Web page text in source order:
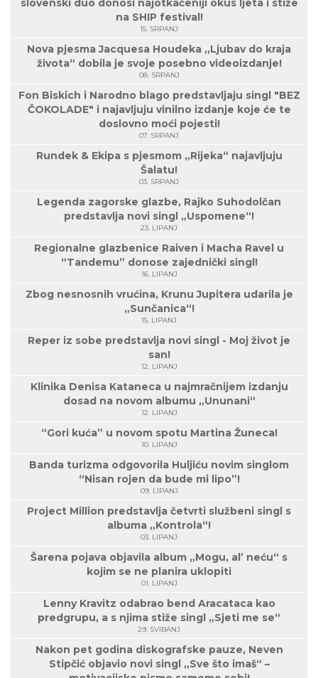
slovenski duo donosi najotkačeniji okus ljeta i stiže
na SHIP festival!
15. SRPANJ
Nova pjesma Jacquesa Houdeka „Ljubav do kraja
života“ dobila je svoje posebno videoizdanje!
08. SRPANJ
Fon Biskich i Narodno blago predstavljaju singl "BEZ
ČOKOLADE" i najavljuju vinilno izdanje koje će te
doslovno moći pojesti!
07. SRPANJ
Rundek & Ekipa s pjesmom „Rijeka“ najavljuju
Šalatu!
03. SRPANJ
Legenda zagorske glazbe, Rajko Suhodolčan
predstavlja novi singl „Uspomene“!
23. LIPANJ
Regionalne glazbenice Raiven i Macha Ravel u
“Tandemu” donose zajednički singl!
16. LIPANJ
Zbog nesnosnih vrućina, Krunu Jupitera udarila je
„Sunčanica“!
15. LIPANJ
Reper iz sobe predstavlja novi singl - Moj život je
san!
12. LIPANJ
Klinika Denisa Kataneca u najmračnijem izdanju
dosad na novom albumu „Ununani“
12. LIPANJ
“Gori kuća” u novom spotu Martina Žuneca!
10. LIPANJ
Banda turizma odgovorila Huljiću novim singlom
“Nisan rojen da bude mi lipo”!
09. LIPANJ
Project Million predstavlja četvrti službeni singl s
albuma „Kontrola“!
03. LIPANJ
Šarena pojava objavila album „Mogu, al’ neću“ s
kojim se ne planira uklopiti
01. LIPANJ
Lenny Kravitz odabrao bend Aracataca kao
predgrupu, a s njima stiže singl „Sjeti me se“
29. SVIBANJ
Nakon pet godina diskografske pauze, Neven
Stipčić objavio novi singl „Sve što imaš“ –